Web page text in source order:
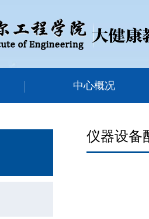
中心概况
仪器设备